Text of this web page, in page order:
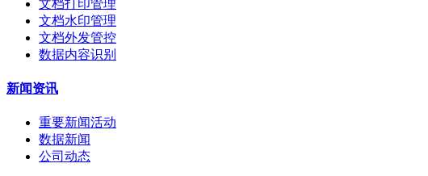
文档打印管理
文档水印管理
文档外发管控
数据内容识别
新闻资讯
重要新闻活动
数据新闻
公司动态